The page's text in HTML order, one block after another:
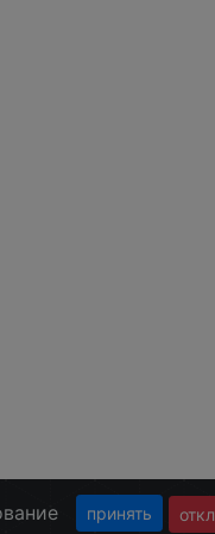
принять